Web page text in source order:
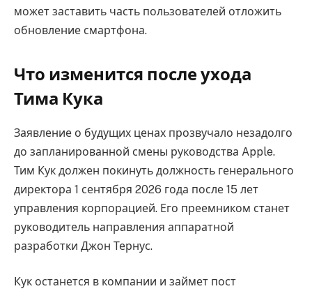
может заставить часть пользователей отложить
обновление смартфона.
Что изменится после ухода
Тима Кука
Заявление о будущих ценах прозвучало незадолго
до запланированной смены руководства Apple.
Тим Кук должен покинуть должность генерального
директора 1 сентября 2026 года после 15 лет
управления корпорацией. Его преемником станет
руководитель направления аппаратной
разработки Джон Тернус.
Кук останется в компании и займет пост